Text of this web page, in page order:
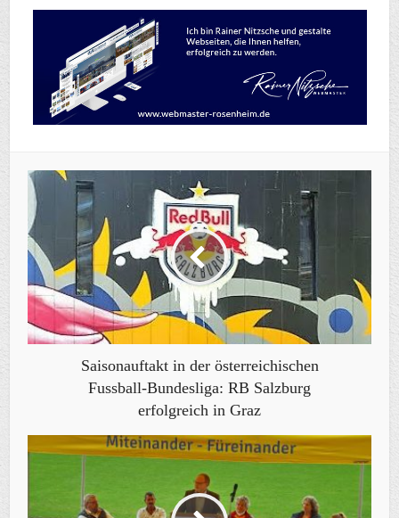
Saisonauftakt in der österreichischen
Fussball-Bundesliga: RB Salzburg
erfolgreich in Graz